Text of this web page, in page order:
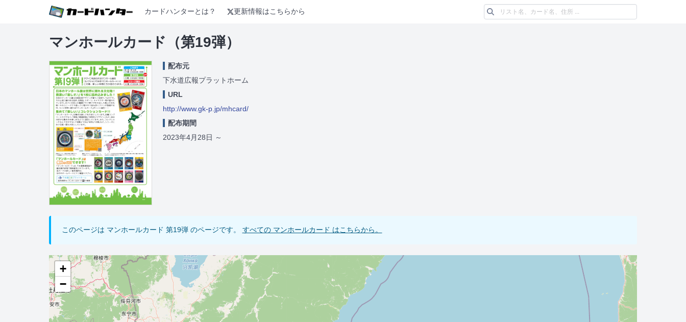
カードハンターとは？ 更新情報はこちらから
マンホールカード（第19弾）
配布元
下水道広報プラットホーム
URL
http://www.gk-p.jp/mhcard/
配布期間
2023年4月28日 ～
このページは マンホールカード 第19弾 のページです。 すべての マンホールカード はこちらから。
+
−